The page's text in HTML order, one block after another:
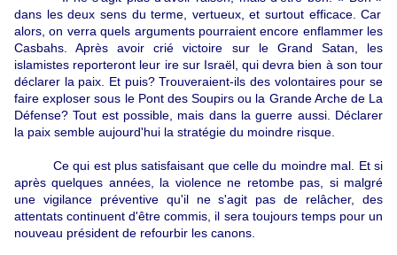
dans les deux sens du terme, vertueux, et surtout efficace. Car
alors, on verra quels arguments pourraient encore enflammer les
Casbahs. Après avoir crié victoire sur le Grand Satan, les
islamistes reporteront leur ire sur Israël, qui devra bien à son tour
déclarer la paix. Et puis? Trouveraient-ils des volontaires pour se
faire exploser sous le Pont des Soupirs ou la Grande Arche de La
Défense? Tout est possible, mais dans la guerre aussi. Déclarer
la paix semble aujourd'hui la stratégie du moindre risque.
Ce qui est plus satisfaisant que celle du moindre mal. Et si
après quelques années, la violence ne retombe pas, si malgré
une vigilance préventive qu'il ne s'agit pas de relâcher, des
attentats continuent d'être commis, il sera toujours temps pour un
nouveau président de refourbir les canons.